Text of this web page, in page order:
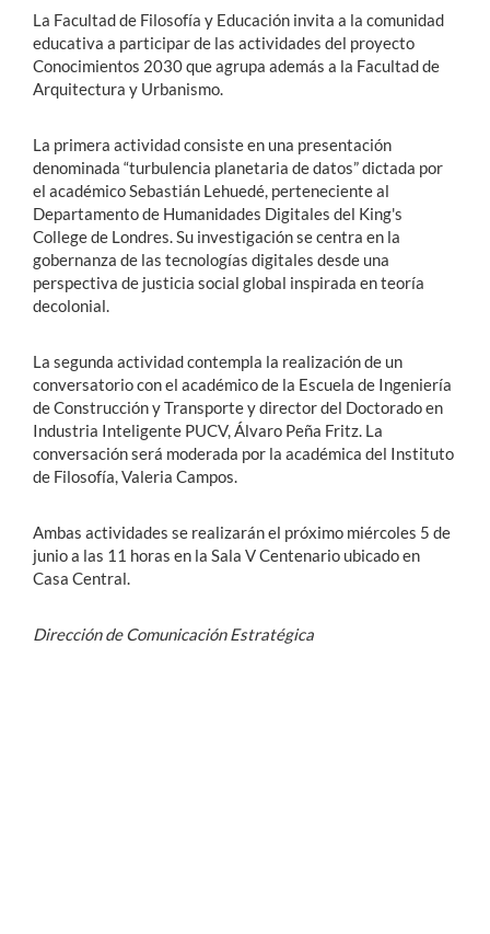
La Facultad de Filosofía y Educación invita a la comunidad
educativa a participar de las actividades del proyecto
Conocimientos 2030 que agrupa además a la Facultad de
Arquitectura y Urbanismo.
La primera actividad consiste en una presentación
denominada “turbulencia planetaria de datos” dictada por
el académico Sebastián Lehuedé, perteneciente al
Departamento de Humanidades Digitales del King's
College de Londres. Su investigación se centra en la
gobernanza de las tecnologías digitales desde una
perspectiva de justicia social global inspirada en teoría
decolonial.
La segunda actividad contempla la realización de un
conversatorio con el académico de la Escuela de Ingeniería
de Construcción y Transporte y director del Doctorado en
Industria Inteligente PUCV, Álvaro Peña Fritz. La
conversación será moderada por la académica del Instituto
de Filosofía, Valeria Campos.
Ambas actividades se realizarán el próximo miércoles 5 de
junio a las 11 horas en la Sala V Centenario ubicado en
Casa Central.
Dirección de Comunicación Estratégica